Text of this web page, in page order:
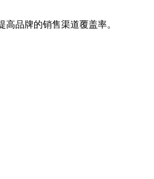
品牌的销售渠道覆盖率。